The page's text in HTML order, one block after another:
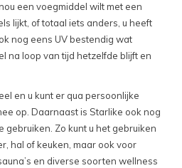
een voegmiddel wilt met een
lijkt, of totaal iets anders, u heeft
nog eens UV bestendig wat
na loop van tijd hetzelfde blijft en
en u kunt er qua persoonlijke
op. Daarnaast is Starlike ook nog
gebruiken. Zo kunt u het gebruiken
hal of keuken, maar ook voor
en diverse soorten wellness